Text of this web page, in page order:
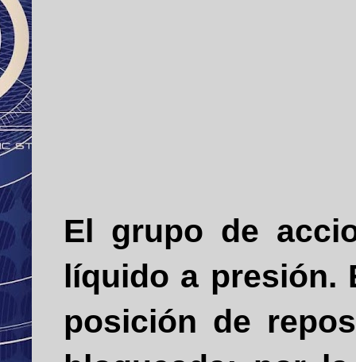
El grupo de
líquido a presión.
posición de